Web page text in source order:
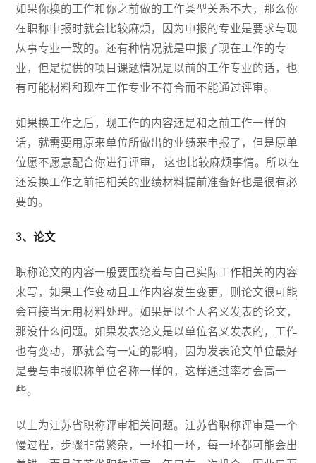
如果你换的工作和你之前做的工作类型关系不大，那么你
在职称申报时就会比较麻烦，因为申报的专业是要求与现
从事专业一致的。还有种情况就是申报了现在工作的专
业，但是提供的项目课题情况是以前的工作专业的话，也
有可能材料和现在工作专业不符合而不能通过评审。
如果换工作之后，现工作的内容还是和之前工作一样的
话，就需要用原来单位所做出的业绩来申报了，但是原单
位愿不愿意配合你进行评审， 这也比较麻烦事情。所以在
还没换工作之前把相关的业绩材料提前准备好也是很有必
要的。
3、论文
职称论文的内容一般要围绕着与自己实际工作相关的内容
来写，如果工作变动且工作内容发生变更，则论文很可能
会直接当无用材料处理。如果是以个人名义发表的论文，
那没什么问题。如果发表论文是以单位名义发表的，工作
也有变动，那就会有一定的影响，因为发表论文单位最好
是要与申报职称单位名称一样的，这样通过率才会高一
些。
以上为江苏省职称评审相关问题。江苏省职称评审是一个
慢过程，步骤非常繁杂，一环扣一环，每一环都可能会出